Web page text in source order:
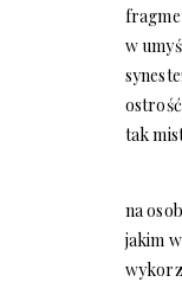
w
tak
na
jakim